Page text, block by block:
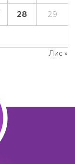
Лис »
28 29